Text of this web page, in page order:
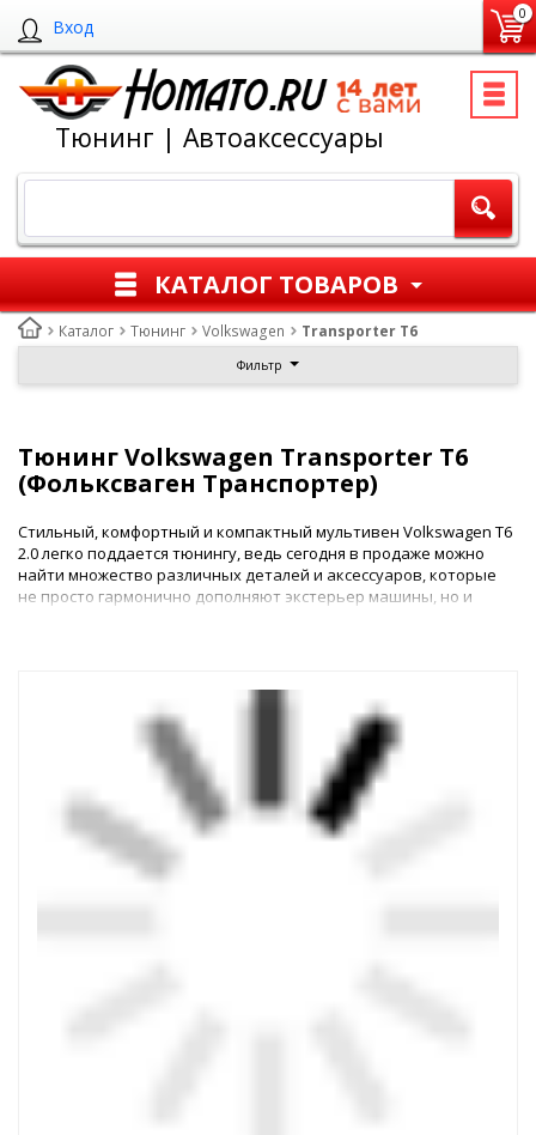
Вход
0
Тюнинг | Автоаксессуары
КАТАЛОГ ТОВАРОВ
Каталог Тюнинг Volkswagen Transporter T6
Фильтр
Тюнинг Volkswagen Transporter T6
(Фольксваген Транспортер)
Стильный, комфортный и компактный мультивен Volkswagen T6
2.0 легко поддается тюнингу, ведь сегодня в продаже можно
найти множество различных деталей и аксессуаров, которые
не просто гармонично дополняют экстерьер машины, но и